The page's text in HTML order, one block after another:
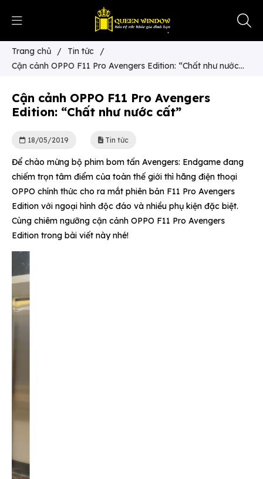
Trang chủ / Tin tức
/
Cận cảnh OPPO F11 Pro Avengers Edition: “Chất như nước
Cận cảnh OPPO F11 Pro Avengers
Edition: “Chất như nước cất”
18/05/2019 Tin tức
Để chào mừng bộ phim bom tấn Avengers: Endgame đang
chiếm trọn tâm điểm của toàn thế giới thì hãng điện thoại
OPPO chính thức cho ra mắt phiên bản F11 Pro Avengers
Edition với ngoại hình độc đáo và nhiều phụ kiện đặc biệt.
Cùng chiêm ngưỡng cận cảnh OPPO F11 Pro Avengers
Edition trong bài viết này nhé!